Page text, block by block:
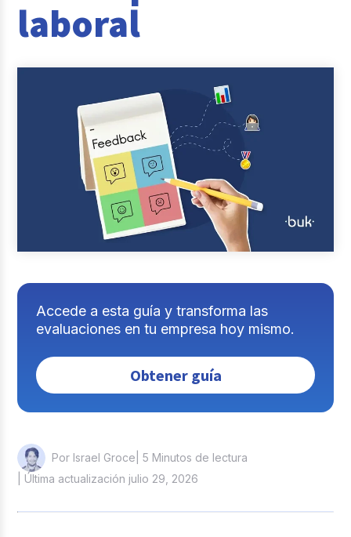
Casos de éxito
laboral
Accede a esta guía y transforma las
evaluaciones en tu empresa hoy mismo.
Obtener guía
Por Israel Groce | 5 Minutos de lectura
| Última actualización julio 29, 2026